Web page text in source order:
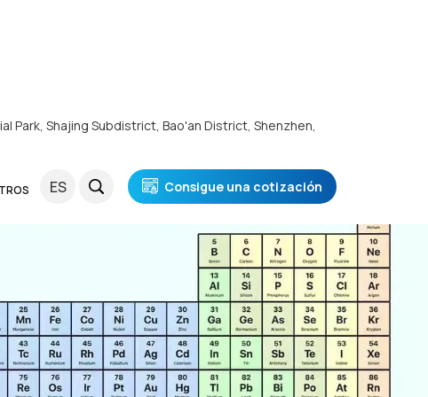
Park, Shajing Subdistrict, Bao'an District, Shenzhen,
ES Consigue una cotización